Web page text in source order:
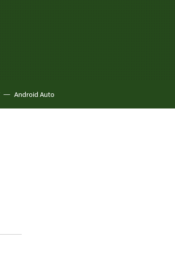
Android Auto